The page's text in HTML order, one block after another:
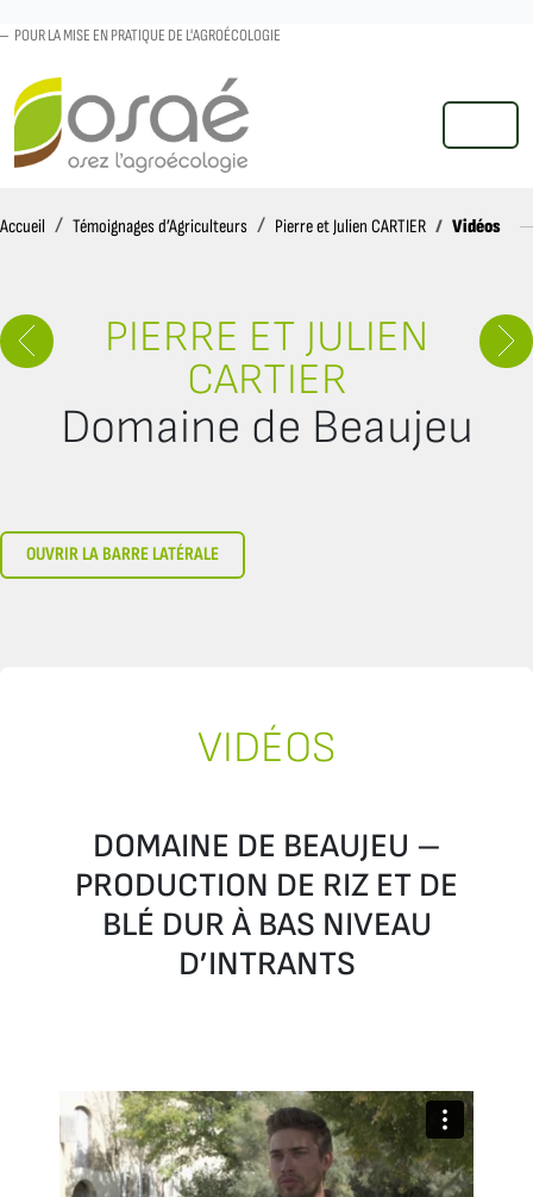
POUR LA MISE EN PRATIQUE DE L'AGROÉCOLOGIE
MENU
Accueil AccueilTémoignages d’Agriculteurs Pierre et Julien CARTIER Vidéos
PIERRE ET JULIEN
CARTIER
Domaine de Beaujeu
OUVRIR LA BARRE LATÉRALE
VIDÉOS
DOMAINE DE BEAUJEU –
PRODUCTION DE RIZ ET DE
BLÉ DUR À BAS NIVEAU
D’INTRANTS